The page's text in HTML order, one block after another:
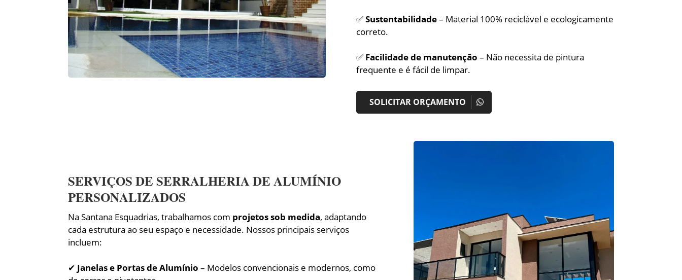
✅Sustentabilidade– Material 100% reciclável e ecologicamente
correto.
✅ Facilidade de manutenção – Não necessita de pintura
frequente e é fácil de limpar.
SOLICITAR ORÇAMENTO
SERVIÇOS DE SERRALHERIA DE ALUMÍNIO
PERSONALIZADOS
Na Santana Esquadrias, trabalhamos com projetos sob medida, adaptando
cada estrutura ao seu espaço e necessidade. Nossos principais serviços
incluem:
✔ Janelas e Portas de Alumínio – Modelos convencionais e modernos, como